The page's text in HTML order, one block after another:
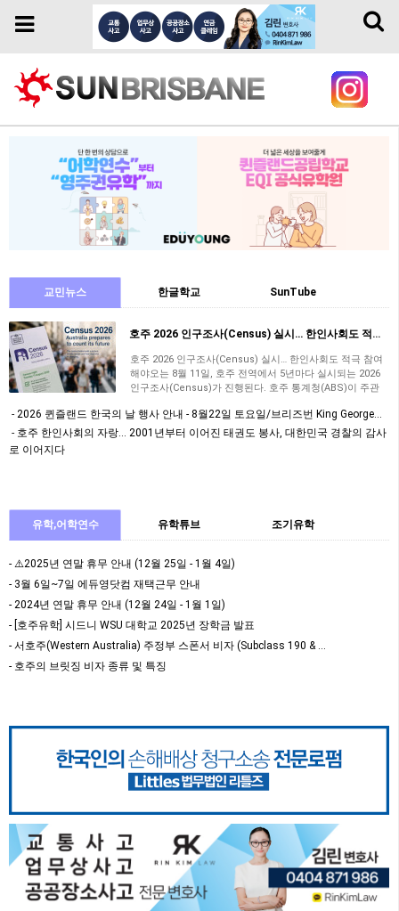
Toggle
Toggle
교민뉴스 한글학교 SunTube
호주 2026 인구조사(Census) 실시… 한인사회도 적극 참여해야
호주 2026 인구조사(Census) 실시… 한인사회도 적극 참여
해야오는 8월 11일, 호주 전역에서 5년마다 실시되는 2026
인구조사(Census)​가 진행된다. 호주 통계청(ABS)이 주관
2026 퀸즐랜드 한국의 날 행사 안내 - 8월22일 토요일/브리즈번 King George…
호주 한인사회의 자랑… 2001년부터 이어진 태권도 봉사, 대한민국 경찰의 감사
로 이어지다
유학,어학연수 유학튜브 조기유학
- ⚠️2025년 연말 휴무 안내 (12월 25일 - 1월 4일)
- 3월 6일~7일 에듀영닷컴 재택근무 안내
- 2024년 연말 휴무 안내 (12월 24일 - 1월 1일)
- [호주유학] 시드니 WSU 대학교 2025년 장학금 발표
- 서호주(Western Australia) 주정부 스폰서 비자 (Subclass 190 & …
- 호주의 브릿징 비자 종류 및 특징